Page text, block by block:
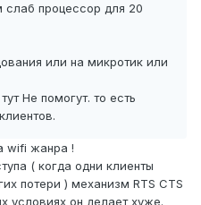
процессор для 20
или на микротик или
Не помогут. то есть
wifi жанра !
( когда одни клиенты
потери ) механизм RTS CTS
условиях он делает хуже.